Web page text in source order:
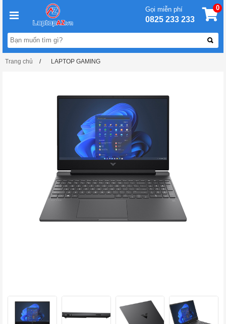
Gọi miễn phí
0825 233 233
0
Trang chủ LAPTOP GAMING